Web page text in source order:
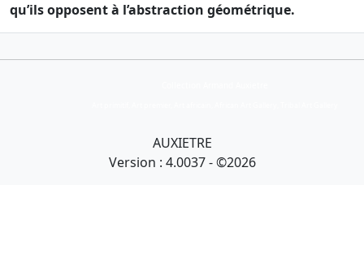
qu’ils opposent à l’abstraction géométrique.
AUXIETRE
Version : 4.0037 - ©2026